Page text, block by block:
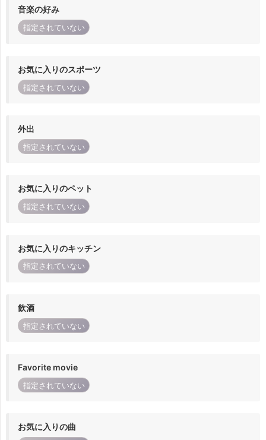
音楽の好み
指定されていない
お気に入りのスポーツ
指定されていない
外出
指定されていない
お気に入りのペット
指定されていない
お気に入りのキッチン
指定されていない
飲酒
指定されていない
Favorite movie
指定されていない
お気に入りの曲